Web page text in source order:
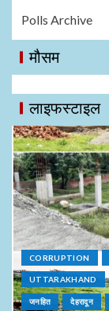
Polls Archive
मौसम
लाइफस्टाइल
CORRUPTION
UTTARAKHAND
जनहित देहरादून